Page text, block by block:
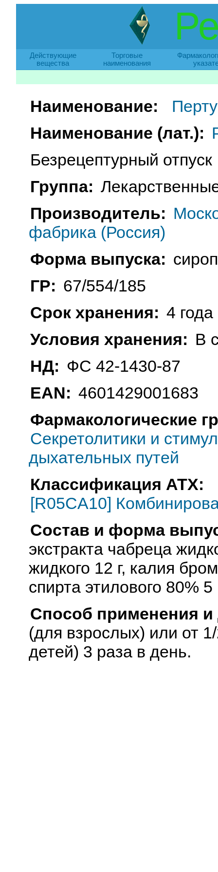
Действующие
вещества
Торговые
наименования
Наименование:
Наименование (лат.):
Безрецептурный отпуск
Группа:
Производитель:
фабрика (Россия)
Форма выпуска:
ГР: 67/554/185
Срок хранения: 4 года
Условия хранения: В
НД: ФС 42-1430-87
EAN: 4601429001683
Фармакологические
Секретолитики и
дыхательных путей
Классификация АТХ:
[R05CA10]
Состав и форма
экстракта чабреца
жидкого 12 г, калия
спирта этилового 80%
Способ применения
(для взрослых) или от
детей) 3 раза в день.